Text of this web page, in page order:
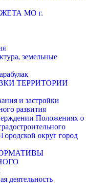
МО г.
земельные
ТЕРРИТОРИИ
и застройки
развития
Положениях о
округ город
деятельность